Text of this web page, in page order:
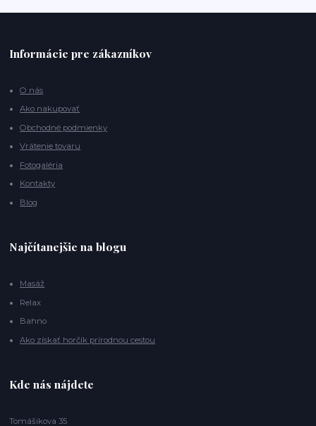
Informácie pre zákazníkov
O nás
Ako nakupovať
Obchodné podmienky
Vrátenie tovaru
Fotogaléria
Kontakty
Blog
Najčítanejšie na blogu
Masáž
Relax
Bahno
Ako získať horčík prírodnou cestou
Kde nás nájdete
Tomášikova 35